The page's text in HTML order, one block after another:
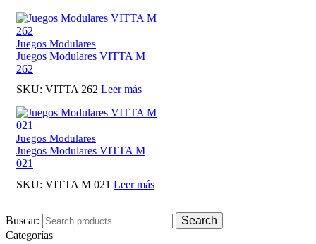
Juegos Modulares
Juegos Modulares VITTA M
262
SKU: VITTA 262 Leer más
Juegos Modulares
Juegos Modulares VITTA M
021
SKU: VITTA M 021 Leer más
Buscar:
Search
Categorías